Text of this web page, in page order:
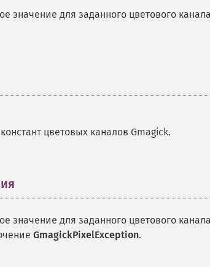
значение для заданного цветового
цветовых каналов Gmagick.
значение для заданного цветового
GmagickPixelException.